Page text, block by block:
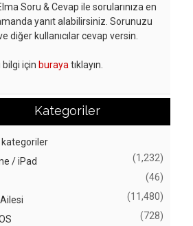
Soru & Cevap ile sorularınıza en
yanıt alabilirsiniz. Sorunuzu
diğer kullanıcılar cevap versin.
bilgi için buraya tıklayın.
Kategoriler
/ iPad
(1,232)
(46)
(11,480)
(728)